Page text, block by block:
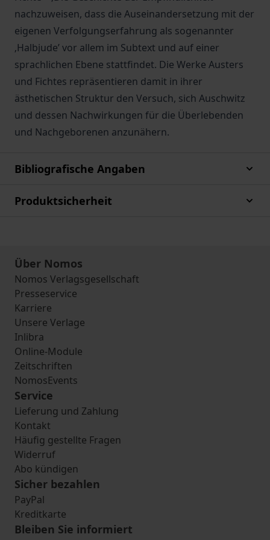
nachzuweisen, dass die Auseinandersetzung mit der
eigenen Verfolgungserfahrung als sogenannter
‚Halbjude’ vor allem im Subtext und auf einer
sprachlichen Ebene stattfindet. Die Werke Austers
und Fichtes repräsentieren damit in ihrer
ästhetischen Struktur den Versuch, sich Auschwitz
und dessen Nachwirkungen für die Überlebenden
und Nachgeborenen anzunähern.
Bibliografische Angaben
Produktsicherheit
Über Nomos
Nomos Verlagsgesellschaft
Presseservice
Karriere
Unsere Verlage
Inlibra
Online-Module
Zeitschriften
NomosEvents
Service
Lieferung und Zahlung
Kontakt
Häufig gestellte Fragen
Widerruf
Abo kündigen
Sicher bezahlen
PayPal
Kreditkarte
Bleiben Sie informiert